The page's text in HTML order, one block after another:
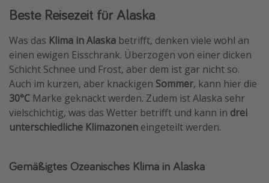
Beste Reisezeit für Alaska
Was das Klima in Alaska betrifft, denken viele wohl an
einen ewigen Eisschrank. Überzogen von einer dicken
Schicht Schnee und Frost, aber dem ist gar nicht so.
Auch im kurzen, aber knackigen Sommer, kann hier die
30°C Marke geknackt werden. Zudem ist Alaska sehr
vielschichtig, was das Wetter betrifft und kann in drei
unterschiedliche Klimazonen eingeteilt werden.
Gemäßigtes Ozeanisches Klima in Alaska